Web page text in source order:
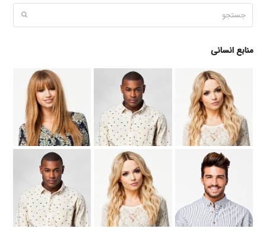
ثبت
منابع انسانی